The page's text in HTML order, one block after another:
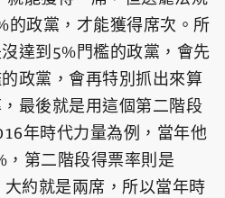
的政黨，才能獲得席次。所
達到5%門檻的政黨，會先
政黨，會再特別抓出來算
最後就是用這個第二階段
年時代力量為例，當年他
第二階段得票率則是
約就是兩席，所以當年時